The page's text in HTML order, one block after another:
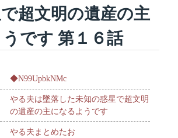
超文明の遺産の主
です 第１６話
◆N99UpbkNMc
やる夫は墜落した未知の惑星で超文明
の遺産の主になるようです
やる夫まとめたお